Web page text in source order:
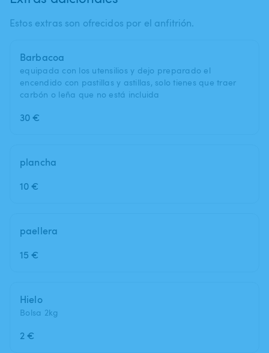
Estos extras son ofrecidos por el anfitrión.
Barbacoa
equipada con los utensilios y dejo preparado el
encendido con pastillas y astillas, solo tienes que traer
carbón o leña que no está incluida
30 €
plancha
10 €
paellera
15 €
Hielo
Bolsa 2kg
2 €